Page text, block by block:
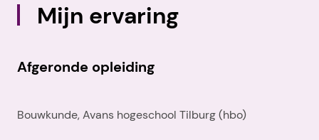
Mijn ervaring
Afgeronde opleiding
Bouwkunde, Avans hogeschool Tilburg (hbo)